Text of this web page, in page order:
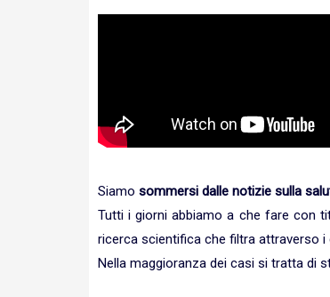
Siamo sommersi dalle notizie sulla
Tutti i giorni abbiamo a che fare con
ricerca scientifica che filtra attraverso i
Nella maggioranza dei casi si tratta di